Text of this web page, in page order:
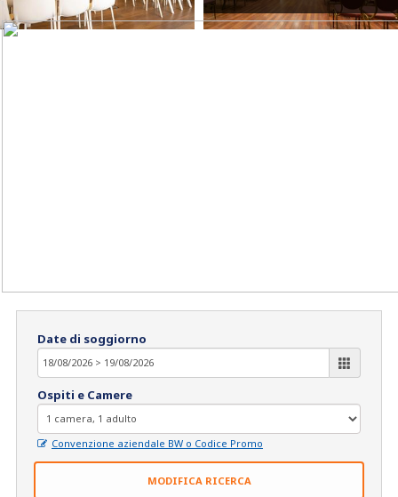
Date di soggiorno
Ospiti e Camere
Convenzione aziendale BW o Codice Promo
MODIFICA RICERCA